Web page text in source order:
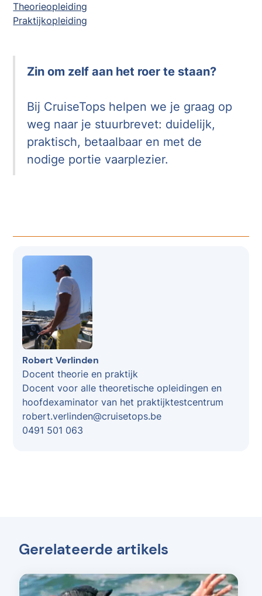
Theorieopleiding
Praktijkopleiding
Zin om zelf aan het roer te staan?
Bij CruiseTops helpen we je graag op
weg naar je stuurbrevet: duidelijk,
praktisch, betaalbaar en met de
nodige portie vaarplezier.
Robert Verlinden
Docent theorie en praktijk
Docent voor alle theoretische opleidingen en
hoofdexaminator van het praktijktestcentrum
robert.verlinden@cruisetops.be
0491 501 063
Gerelateerde artikels